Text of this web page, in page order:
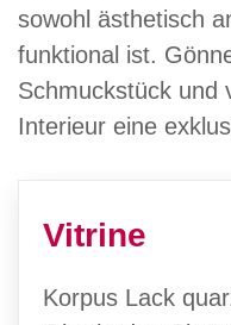
sowohl ästhetisch
funktional ist.
Schmuckstück und
Interieur eine
Vitrine
Korpus Lack